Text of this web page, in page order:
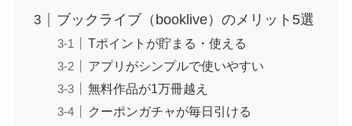
ブックライブ（booklive）のメリット5選
Tポイントが貯まる・使える
アプリがシンプルで使いやすい
無料作品が1万冊越え
クーポンガチャが毎日引ける